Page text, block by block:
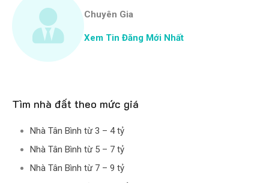
Chuyên Gia
Xem Tin Đăng Mới Nhất
Tìm nhà đất theo mức giá
Nhà Tân Bình từ 3 – 4 tỷ
Nhà Tân Bình từ 5 – 7 tỷ
Nhà Tân Bình từ 7 – 9 tỷ